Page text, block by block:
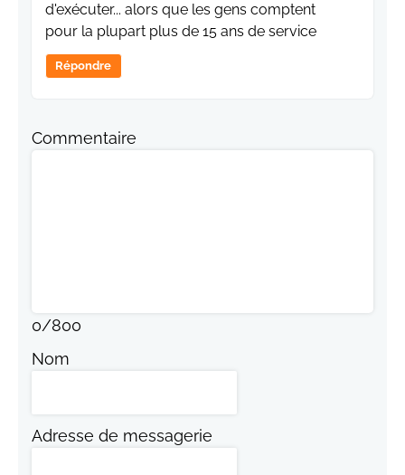
d'exécuter... alors que les gens comptent
pour la plupart plus de 15 ans de service
Répondre
Commentaire
0/800
Nom
Adresse de messagerie